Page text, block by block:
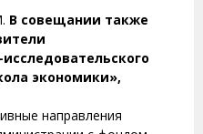
В совещании также
экономики»,
направления